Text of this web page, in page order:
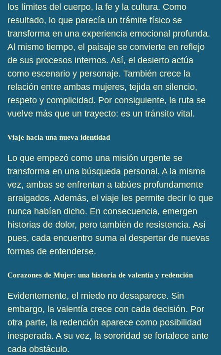
los límites del cuerpo, la fe y la cultura. Como
resultado, lo que parecía un trámite físico se
transforma en una experiencia emocional profunda.
Al mismo tiempo, el paisaje se convierte en reflejo
de sus procesos internos. Así, el desierto actúa
como escenario y personaje. También crece la
relación entre ambas mujeres, tejida en silencio,
respeto y complicidad. Por consiguiente, la ruta se
vuelve más que un trayecto: es un tránsito vital.
Viaje hacia una nueva identidad
Lo que empezó como una misión urgente se
transforma en una búsqueda personal. A la misma
vez, ambas se enfrentan a tabúes profundamente
arraigados. Además, el viaje les permite decir lo que
nunca habían dicho. En consecuencia, emergen
historias de dolor, pero también de resistencia. Así
pues, cada encuentro suma al despertar de nuevas
formas de entenderse.
Corazones de Mujer: una historia de valentía y redención
Evidentemente, el miedo no desaparece. Sin
embargo, la valentía crece con cada decisión. Por
otra parte, la redención aparece como posibilidad
inesperada. A su vez, la sororidad se fortalece ante
cada obstáculo.